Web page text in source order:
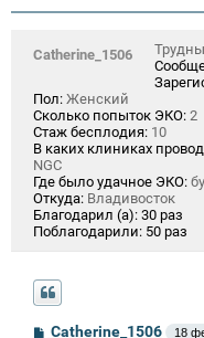
Catherine_1506
Пол: Женский
Сколько попыток ЭКО: 2
Стаж бесплодия: 10
В каких клиниках
NGC
Где было удачное ЭКО:
Откуда: Владивосток
Благодарил (а): 30 раз
Поблагодарили: 50 раз
СCatherine_1506 18